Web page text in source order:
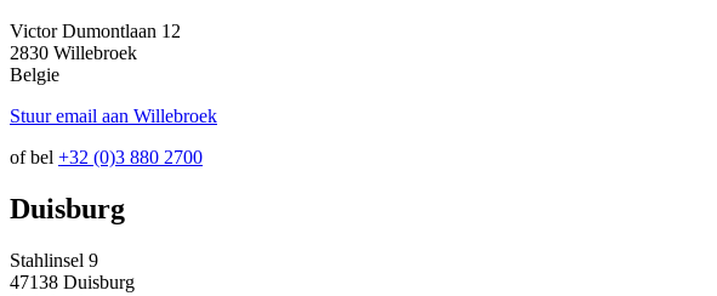
Victor Dumontlaan 12
2830 Willebroek
Belgie
Stuur email aan Willebroek
of bel +32 (0)3 880 2700
Duisburg
Stahlinsel 9
47138 Duisburg